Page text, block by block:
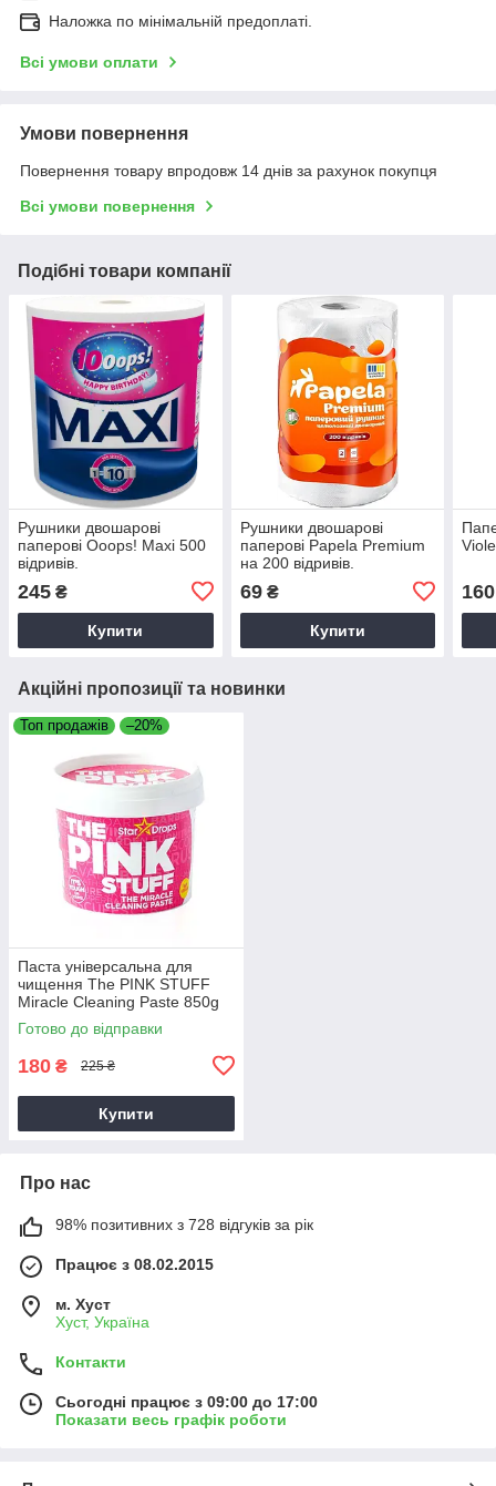
Наложка по мінімальній предоплаті.
Всі умови оплати
Умови повернення
Повернення товару впродовж 14 днів за рахунок покупця
Всі умови повернення
Подібні товари компанії
Рушники двошарові
паперові Ooops! Maxi 500
відривів.
245 ₴
Купити
Рушники двошарові
паперові Papela Premium
на 200 відривів.
69₴
Купити
160
Акційні пропозиції та новинки
Топ продажів –20%
Паста універсальна для
чищення The PINK STUFF
Miracle Cleaning Paste 850g
Готово до відправки
180 ₴ 225 ₴
Купити
Про нас
98% позитивних з 728 відгуків за рік
Працює з 08.02.2015
м. Хуст
Хуст, Україна
Контакти
Сьогодні працює з 09:00 до 17:00
Показати весь графік роботи